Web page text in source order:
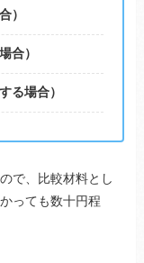
）
合）
る場合）
で、比較材料とし
っても数十円程